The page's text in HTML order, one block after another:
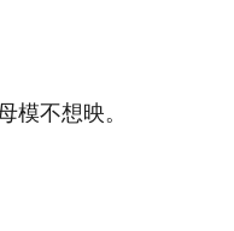
模不想映。